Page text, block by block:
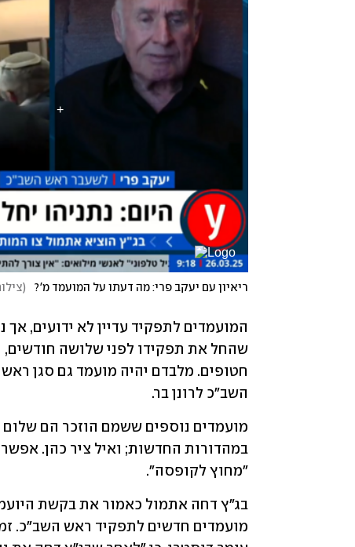
ריאיון עם יעקב פרי: מה דעתו על המועמד מ'? (
השב"כ לרונן בר.
"מחוץ לקופסה".